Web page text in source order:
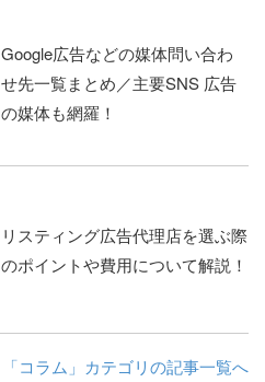
Google広告などの媒体問い合わ
せ先一覧まとめ／主要SNS 広告
の媒体も網羅！
リスティング広告代理店を選ぶ際
のポイントや費用について解説！
「コラム」カテゴリの記事一覧へ